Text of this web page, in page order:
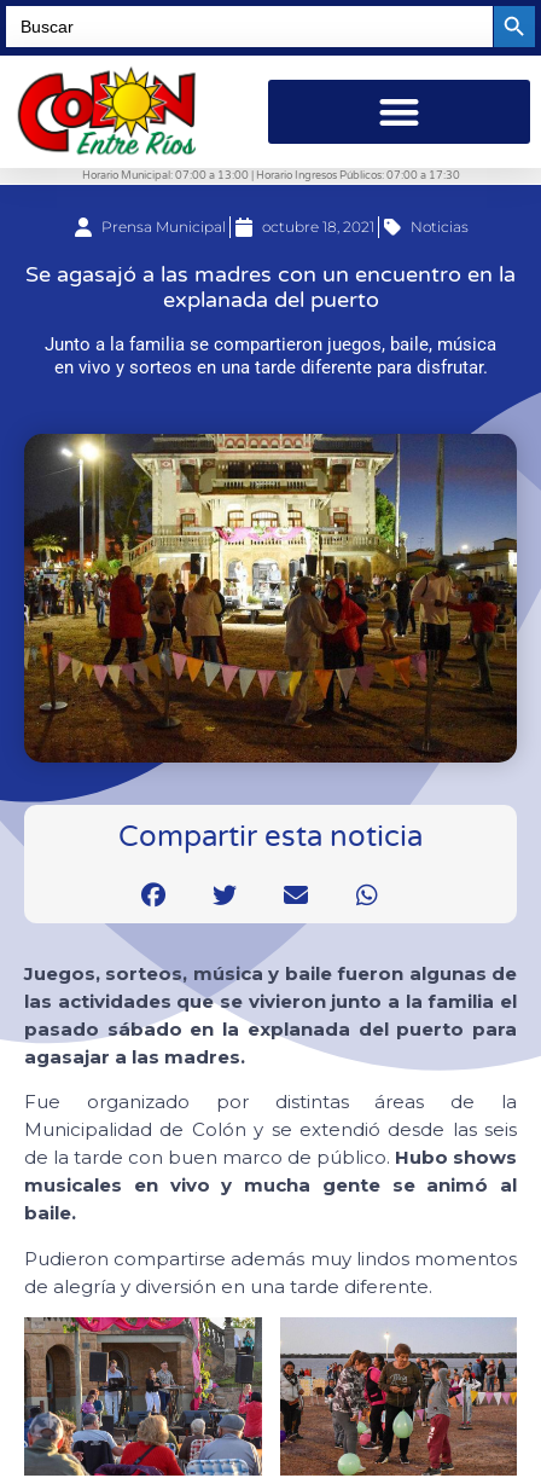
Search
for:
Horario Municipal: 07:00 a 13:00 | Horario Ingresos Públicos: 07:00 a 17:30
Prensa Municipal octubre 18, 2021 Noticias
Se agasajó a las madres con un encuentro en la
explanada del puerto
Junto a la familia se compartieron juegos, baile, música
en vivo y sorteos en una tarde diferente para disfrutar.
Compartir esta noticia
Juegos, sorteos, música y baile fueron algunas de
las actividades que se vivieron junto a la familia el
pasado sábado en la explanada del puerto para
agasajar a las madres.
Fue organizado por distintas áreas de la
Municipalidad de Colón y se extendió desde las seis
de la tarde con buen marco de público. Hubo shows
musicales en vivo y mucha gente se animó al
baile.
Pudieron compartirse además muy lindos momentos
de alegría y diversión en una tarde diferente.